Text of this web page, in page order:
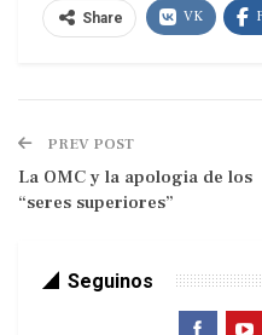
Nuestras raíces están
transformados,
comprensión de la
como algo muerto
actos de crueldad o
Share VK
PREV POST
La OMC y la apologia de los
“seres superiores”
Seguinos